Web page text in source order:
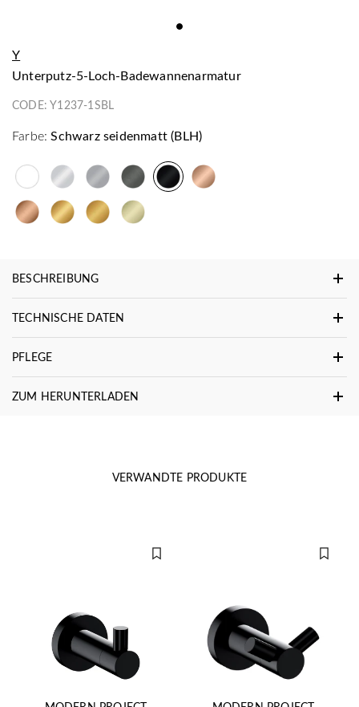
Y
Unterputz-5-Loch-Badewannenarmatur
CODE:Y1237-1SBL
Farbe: Schwarz seidenmatt (BLH)
BESCHREIBUNG
TECHNISCHE DATEN
PFLEGE
ZUM HERUNTERLADEN
VERWANDTE PRODUKTE